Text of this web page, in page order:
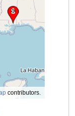
contributors.